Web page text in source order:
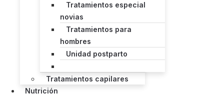
Tratamientos especial
novias
Tratamientos para
hombres
Unidad postparto
Tratamientos capilares
Nutrición